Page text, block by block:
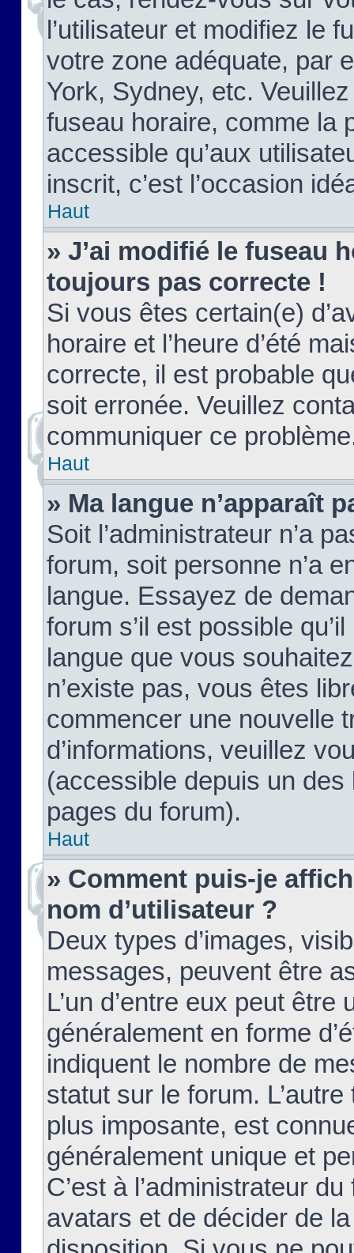
l’utilisateur et modifiez le
votre zone adéquate, par
York, Sydney, etc.
fuseau horaire, comme la
accessible qu’aux
inscrit, c’est l’occasion
Haut
» J’ai modifié le fuseau
toujours pas correcte !
Si vous êtes certain(e)
horaire et l’heure d’été
correcte, il est probable
soit erronée. Veuillez
communiquer ce
Haut
» Ma langue n’apparaît
Soit l’administrateur n’a
forum, soit personne n’a
langue. Essayez de
forum s’il est possible
langue que vous
n’existe pas, vous êtes
commencer une nouvelle
d’informations, veuillez
(accessible depuis un
pages du forum).
Haut
» Comment puis-je
nom d’utilisateur ?
Deux types d’images,
messages, peuvent être
L’un d’entre eux peut
généralement en forme
indiquent le nombre de
statut sur le forum.
plus imposante, est
généralement unique et
C’est à l’administrateur
avatars et de décider de